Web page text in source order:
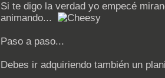
Si te digo la verdad yo empecé
animando...
Paso a paso...
Debes ir adquiriendo también un